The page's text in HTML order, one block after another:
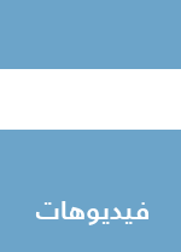
فيديوهات